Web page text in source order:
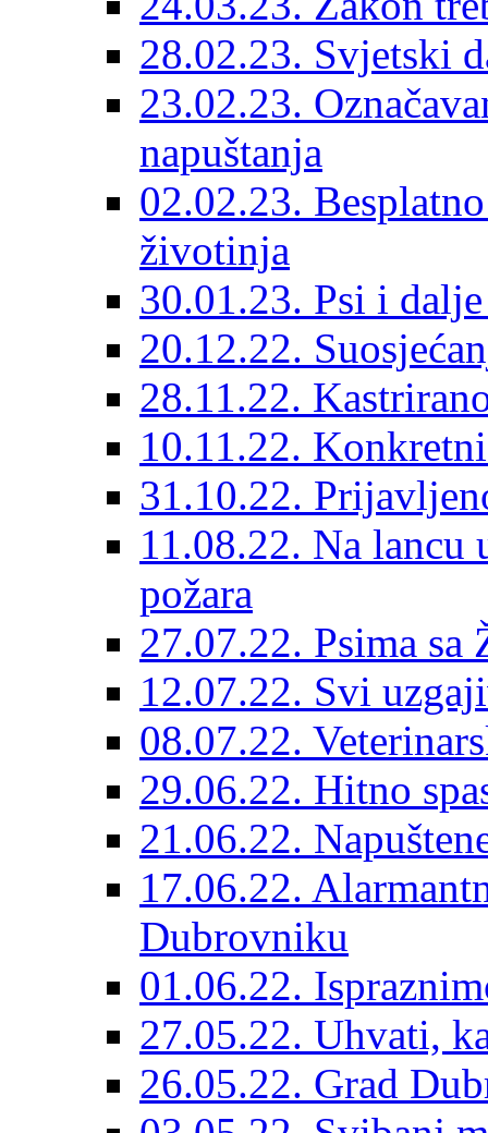
28.02.23. Svjetski
23.02.23.
napuštanja
02.02.23.
životinja
30.01.23. Psi i
20.12.22.
28.11.22.
10.11.22.
31.10.22.
11.08.22. Na
požara
27.07.22. Psima sa
12.07.22. Svi
08.07.22.
29.06.22. Hitno
21.06.22.
17.06.22.
Dubrovniku
01.06.22.
27.05.22. Uhvati,
26.05.22. Grad